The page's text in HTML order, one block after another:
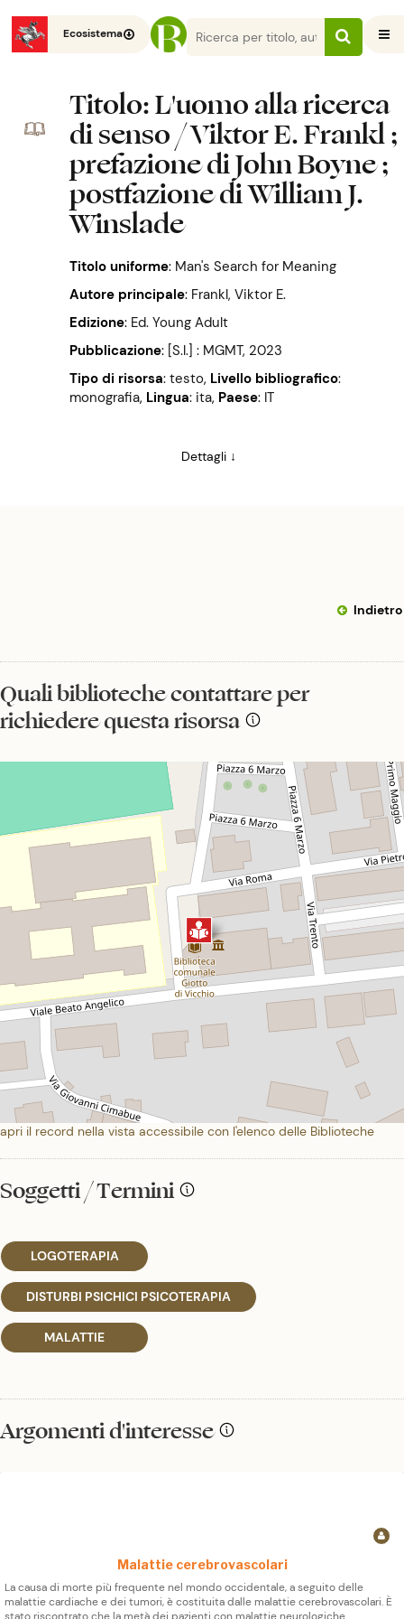
Ecosistema
Titolo: L'uomo alla ricerca
di senso / Viktor E. Frankl ;
prefazione di John Boyne ;
postfazione di William J.
Winslade
Titolo uniforme: Man's Search for Meaning
Autore principale: Frankl, Viktor E.
Edizione: Ed. Young Adult
Pubblicazione: [S.l.] : MGMT, 2023
Tipo di risorsa: testo, Livello bibliografico:
monografia, Lingua: ita, Paese: IT
Dettagli ↓
Indietro
Quali biblioteche contattare per
richiedere questa risorsa
apri il record nella vista accessibile con l'elenco delle Biblioteche
Soggetti / Termini
LOGOTERAPIA
DISTURBI PSICHICI PSICOTERAPIA
MALATTIE
Argomenti d'interesse
Malattie cerebrovascolari
La causa di morte più frequente nel mondo occidentale, a seguito delle
malattie cardiache e dei tumori, è costituita dalle malattie cerebrovascolari. È
stato riscontrato che la metà dei pazienti con malattie neurologiche